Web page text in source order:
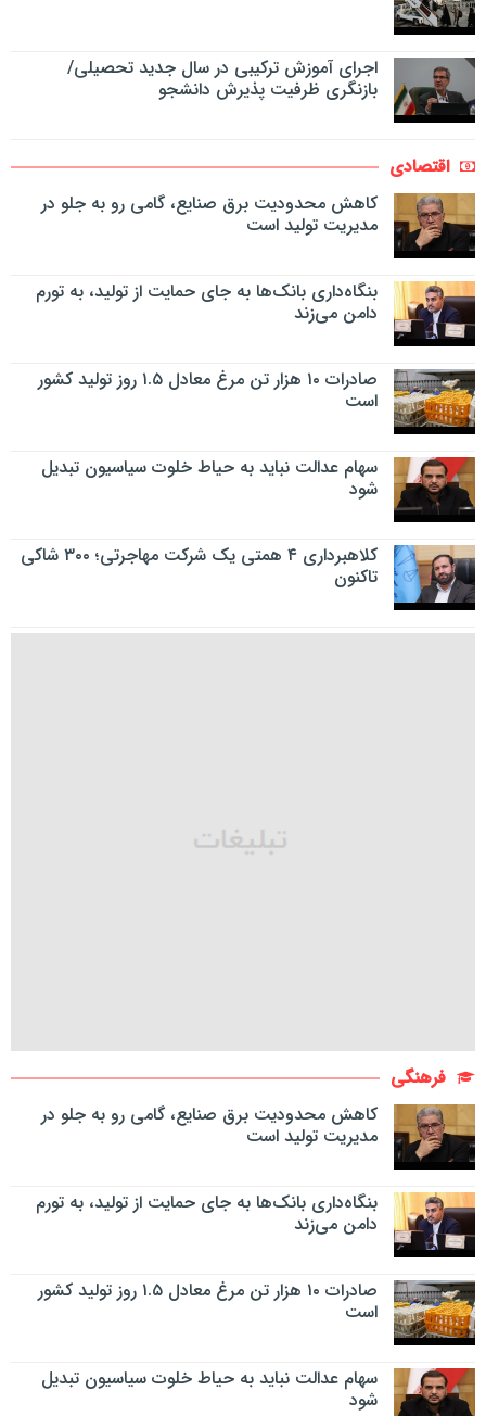
اجرای آموزش ترکیبی در سال جدید تحصیلی/
بازنگری ظرفیت پذیرش دانشجو
اقتصادی
کاهش محدودیت برق صنایع، گامی رو به جلو در
مدیریت تولید است
بنگاه‌داری بانک‌ها به جای حمایت از تولید، به تورم
دامن می‌زند
صادرات ۱۰ هزار تن مرغ معادل ۱.۵ روز تولید کشور
است
سهام عدالت نباید به حیاط خلوت سیاسیون تبدیل
شود
کلاهبرداری ۴ همتی یک شرکت مهاجرتی؛ ۳۰۰ شاکی
تاکنون
فرهنگی
کاهش محدودیت برق صنایع، گامی رو به جلو در
مدیریت تولید است
بنگاه‌داری بانک‌ها به جای حمایت از تولید، به تورم
دامن می‌زند
صادرات ۱۰ هزار تن مرغ معادل ۱.۵ روز تولید کشور
است
سهام عدالت نباید به حیاط خلوت سیاسیون تبدیل
شود